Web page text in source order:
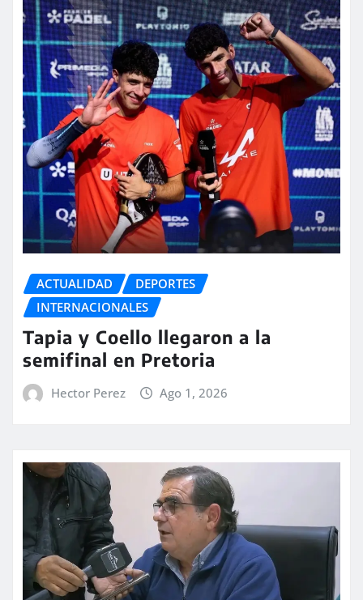
ACTUALIDAD
DEPORTES
INTERNACIONALES
Tapia y Coello llegaron a la
semifinal en Pretoria
Hector Perez Ago 1, 2026